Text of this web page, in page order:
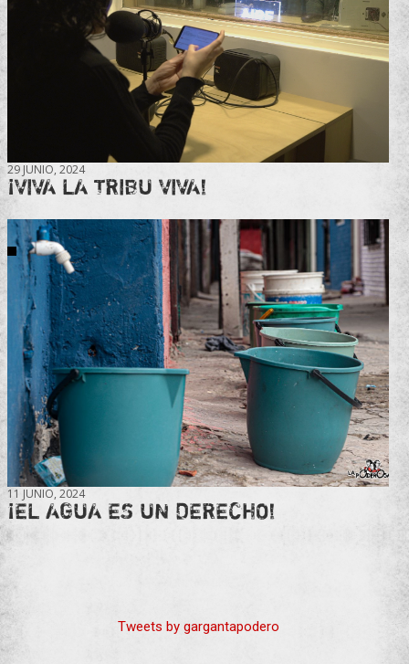
29 JUNIO, 2024
¡VIVA LA TRIBU VIVA!
11 JUNIO, 2024
¡EL AGUA ES UN DERECHO!
Tweets by gargantapodero